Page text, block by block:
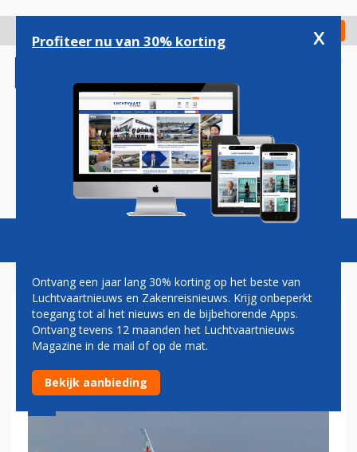
gaan
Check in
Magazine Podcasts Vacatures
AIR CANADA ZET IN OP
SNELLE GROEI OP SCHIPHOL
Profiteer nu van 30% korting x
Ontvang een jaar lang 30% korting op het beste van
Luchtvaartnieuws en Zakenreisnieuws. Krijg onbeperkt
toegang tot al het nieuws en de bijbehorende Apps.
Ontvang tevens 12 maanden het Luchtvaartnieuws
Magazine in de mail of op de mat.
Bekijk aanbieding